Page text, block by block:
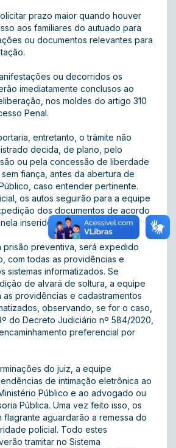
prazo maior quando houver
aos familiares do autuado para
ou documentos relevantes para
ou decorridos os
imediatamente conclusos ao
nos moldes do artigo 310
Penal.
entretanto, o trâmite não
decida, de plano, pelo
ou pela concessão de liberdade
fiança, antes da abertura de
caso entender pertinente.
os autos seguirão para a equipe
dos documentos de acordo
inseridos.
prisão preventiva, será expedido
com todas as providências e
sistemas informatizados. Se
de alvará de soltura, a equipe
as providências e cadastramentos
observando, se for o caso,
do Decreto Judiciário nº 584/2020,
preferencial por
do juiz, a equipe
de intimação eletrônica ao
Público e ao advogado ou
Pública. Uma vez feito isso, os
flagrante aguardarão a remessa do
policial. Todo estes
tramitar no Sistema